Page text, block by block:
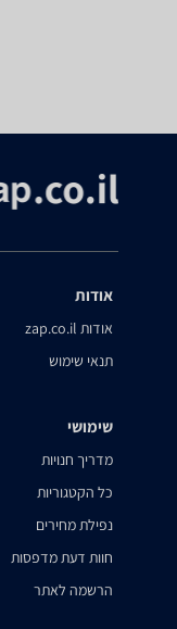
אודות
אודות zap.co.il
תנאי שימוש
שימושי
מדריך חנויות
כל הקטגוריות
נפילת מחירים
חוות דעת מדפסות
הרשמה לאתר